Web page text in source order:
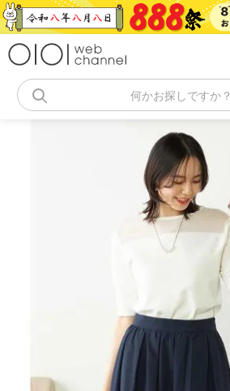
コ
ン
何かお探しですか？